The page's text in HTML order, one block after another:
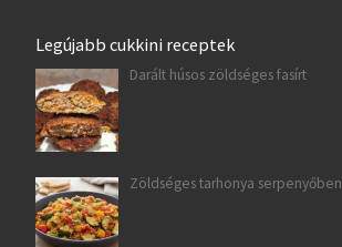
Legújabb cukkini receptek
Darált húsos zöldséges fasírt
Zöldséges tarhonya serpenyőben